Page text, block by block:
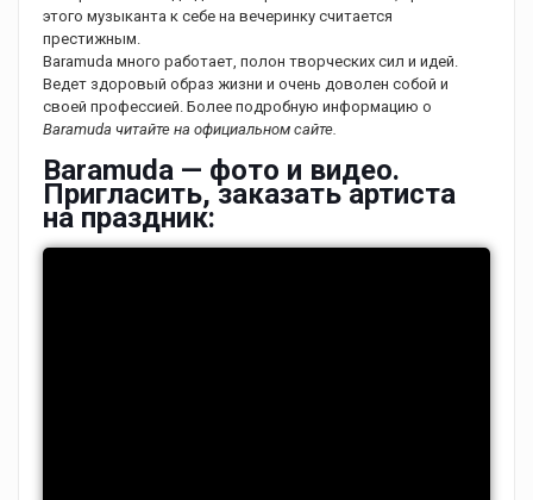
этого музыканта к себе на вечеринку считается
престижным.
Baramuda много работает, полон творческих сил и идей.
Ведет здоровый образ жизни и очень доволен собой и
своей профессией. Более подробную информацию о
Baramuda читайте на официальном сайте.
Baramuda — фото и видео.
Пригласить, заказать артиста
на праздник: